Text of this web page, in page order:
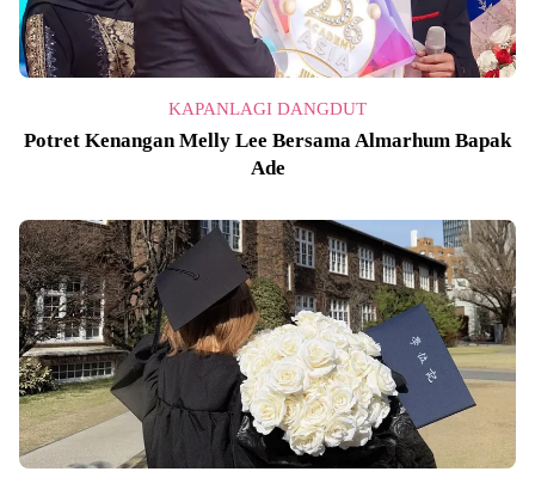
KAPANLAGI DANGDUT
Potret Kenangan Melly Lee Bersama Almarhum Bapak
Ade